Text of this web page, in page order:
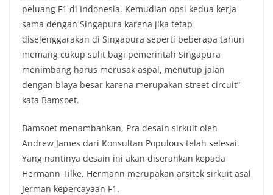
peluang F1 di Indonesia. Kemudian opsi kedua kerja
sama dengan Singapura karena jika tetap
diselenggarakan di Singapura seperti beberapa tahun
memang cukup sulit bagi pemerintah Singapura
menimbang harus merusak aspal, menutup jalan
dengan biaya besar karena merupakan street circuit”
kata Bamsoet.
Bamsoet menambahkan, Pra desain sirkuit oleh
Andrew James dari Konsultan Populous telah selesai.
Yang nantinya desain ini akan diserahkan kepada
Hermann Tilke. Hermann merupakan arsitek sirkuit asal
Jerman kepercayaan F1.